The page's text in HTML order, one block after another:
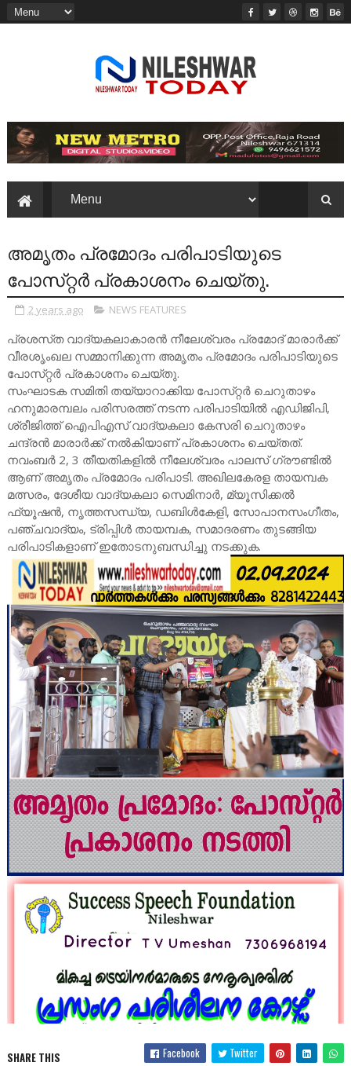
അമൃതം പ്രമോദം പരിപാടിയുടെ
പോസ്‌റ്റര്‍ പ്രകാശനം ചെയ്‌തു.
2 years ago NEWS FEATURES
പ്രശസ്‌ത വാദ്യകലാകാരന്‍ നീലേശ്വരം പ്രമോദ്‌ മാരാര്‍ക്ക്‌
വീരശൃംഖല സമ്മാനിക്കുന്ന അമൃതം പ്രമോദം പരിപാടിയുടെ
പോസ്‌റ്റര്‍ പ്രകാശനം ചെയ്‌തു.
സംഘാടക സമിതി തയ്യാറാക്കിയ പോസ്‌റ്റര്‍ ചെറുതാഴം
ഹനുമാരമ്പലം പരിസരത്ത്‌ നടന്ന പരിപാടിയില്‍ എഡിജിപി,
ശ്രീജിത്ത്‌ ഐപിഎസ്‌ വാദ്യകലാ കേസരി ചെറുതാഴം
ചന്ദ്രന്‍ മാരാര്‍ക്ക്‌ നല്‍കിയാണ്‌ പ്രകാശനം ചെയ്‌തത്‌.
നവംബര്‍ 2, 3 തീയതികളില്‍ നീലേശ്വരം പാലസ്‌ ഗ്രൗണ്ടില്‍
ആണ്‌ അമൃതം പ്രമോദം പരിപാടി. അഖിലകേരള തായമ്പക
മത്സരം, ദേശീയ വാദ്യകലാ സെമിനാര്‍, മ്യൂസിക്കല്‍
ഫ്യൂഷന്‍, നൃത്തസന്ധ്യ, ഡബിള്‍കേളി, സോപാനസംഗീതം,
പഞ്ചവാദ്യം, ട്രിപ്പിള്‍ തായമ്പക, സമാദരണം തുടങ്ങിയ
പരിപാടികളാണ്‌ ഇതോടനുബന്ധിച്ചു നടക്കുക.
SHARE THIS Facebook Twitter